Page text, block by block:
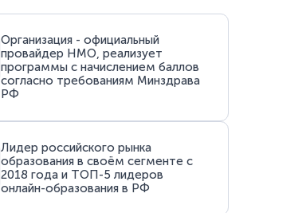
Организация - официальный
провайдер НМО, реализует
программы с начислением баллов
согласно требованиям Минздрава
РФ
Лидер российского рынка
образования в своём сегменте с
2018 года и ТОП-5 лидеров
онлайн-образования в РФ